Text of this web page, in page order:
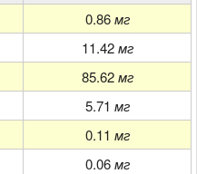
0.86 мг
11.42 мг
85.62 мг
5.71 мг
0.11 мг
0.06 мг